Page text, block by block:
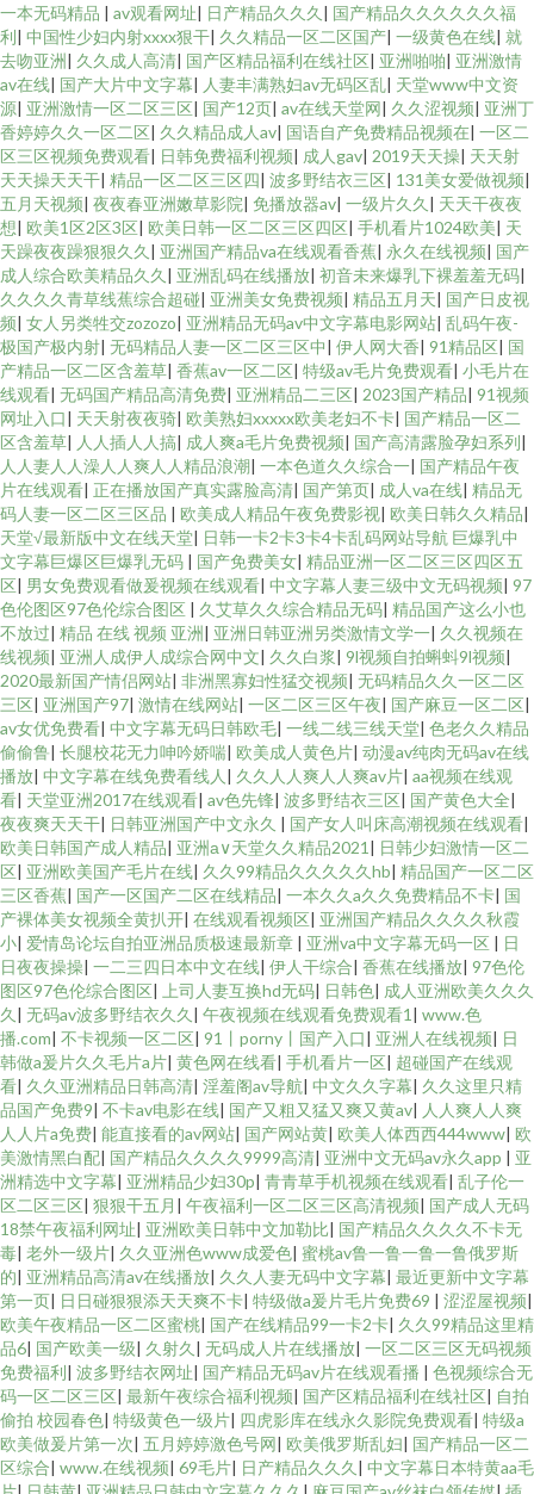
一本无码精品 | av观看网址| 日产精品久久久 | 国产精品久久久久久久福
利| 中国性少妇内射xxxx狠干| 久久精品一区二区国产| 一级黄色在线| 就
去吻亚洲| 久久成人高清| 国产区精品福利在线社区| 亚洲啪啪| 亚洲激情
av在线| 国产大片中文字幕| 人妻丰满熟妇av无码区乱| 天堂www中文资
源| 亚洲激情一区二区三区| 国产12页| av在线天堂网| 久久涩视频| 亚洲丁
香婷婷久久一区二区| 久久精品成人av| 国语自产免费精品视频在| 一区二
区三区视频免费观看| 日韩免费福利视频| 成人gav| 2019天天操| 天天射
天天操天天干| 精品一区二区三区四| 波多野结衣三区| 131美女爱做视频|
五月天视频| 夜夜春亚洲嫩草影院| 免播放器av| 一级片久久 | 天天干夜夜
想| 欧美1区2区3区| 欧美日韩一区二区三区四区| 手机看片1024欧美| 天
天躁夜夜躁狠狠久久 | 亚洲国产精品va在线观看香蕉| 永久在线视频| 国产
成人综合欧美精品久久 | 亚洲乱码在线播放| 初音未来爆乳下裸羞羞无码|
久久久久青草线蕉综合超碰| 亚洲美女免费视频| 精品五月天| 国产日皮视
频| 女人另类牲交zozozo| 亚洲精品无码av中文字幕电影网站| 乱码午夜-
极国产极内射| 无码精品人妻一区二区三区中| 伊人网大香| 91精品区| 国
产精品一区二区含羞草| 香蕉av一区二区| 特级av毛片免费观看| 小毛片在
线观看| 无码国产精品高清免费| 亚洲精品二三区| 2023国产精品| 91视频
网址入口| 天天射夜夜骑| 欧美熟妇xxxxx欧美老妇不卡| 国产精品一区二
区含羞草| 人人插人人搞| 成人爽a毛片免费视频| 国产高清露脸孕妇系列|
人人妻人人澡人人爽人人精品浪潮| 一本色道久久综合一| 国产精品午夜
片在线观看| 正在播放国产真实露脸高清| 国产第页| 成人va在线| 精品无
码人妻一区二区三区品 | 欧美成人精品午夜免费影视| 欧美日韩久久精品|
天堂√最新版中文在线天堂| 日韩一卡2卡3卡4卡乱码网站导航 巨爆乳中
文字幕巨爆区巨爆乳无码 | 国产免费美女| 精品亚洲一区二区三区四区五
区| 男女免费观看做爰视频在线观看| 中文字幕人妻三级中文无码视频| 97
色伦图区97色伦综合图区 | 久艾草久久综合精品无码| 精品国产这么小也
不放过| 精品 在线 视频 亚洲| 亚洲日韩亚洲另类激情文学一| 久久视频在
线视频| 亚洲人成伊人成综合网中文| 久久白浆| 9l视频自拍蝌蚪9l视频|
2020最新国产情侣网站| 非洲黑寡妇性猛交视频| 无码精品久久一区二区
三区| 亚洲国产97| 激情在线网站| 一区二区三区午夜| 国产麻豆一区二区|
av女优免费看| 中文字幕无码日韩欧毛| 一线二线三线天堂| 色老久久精品
偷偷鲁| 长腿校花无力呻吟娇喘| 欧美成人黄色片| 动漫av纯肉无码av在线
播放| 中文字幕在线免费看线人 | 久久人人爽人人爽av片| aa视频在线观
看| 天堂亚洲2017在线观看| av色先锋| 波多野结衣三区| 国产黄色大全|
夜夜爽天天干| 日韩亚洲国产中文永久 | 国产女人叫床高潮视频在线观看|
欧美日韩国产成人精品| 亚洲а∨天堂久久精品2021 | 日韩少妇激情一区二
区| 亚洲欧美国产毛片在线| 久久99精品久久久久久hb| 精品国产一区二区
三区香蕉| 国产一区国产二区在线精品| 一本久久a久久免费精品不卡| 国
产裸体美女视频全黄扒开| 在线观看视频区| 亚洲国产精品久久久久秋霞
小| 爱情岛论坛自拍亚洲品质极速最新章 | 亚洲va中文字幕无码一区 | 日
日夜夜操操| 一二三四日本中文在线| 伊人干综合| 香蕉在线播放| 97色伦
图区97色伦综合图区| 上司人妻互换hd无码| 日韩色| 成人亚洲欧美久久久
久 | 无码av波多野结衣久久 | 午夜视频在线观看免费观看1 | www.色
播.com| 不卡视频一区二区| 91丨porny丨国产入口| 亚洲人在线视频| 日
韩做a爰片久久毛片a片| 黄色网在线看| 手机看片一区| 超碰国产在线观
看| 久久亚洲精品日韩高清| 淫羞阁av导航| 中文久久字幕| 久久这里只精
品国产免费9| 不卡av电影在线| 国产又粗又猛又爽又黄av| 人人爽人人爽
人人片a免费| 能直接看的av网站| 国产网站黄| 欧美人体西西444www| 欧
美激情黑白配| 国产精品久久久久9999高清| 亚洲中文无码av永久app | 亚
洲精选中文字幕| 亚洲精品少妇30p| 青青草手机视频在线观看| 乱子伦一
区二区三区| 狠狠干五月 | 午夜福利一区二区三区高清视频| 国产成人无码
18禁午夜福利网址| 亚洲欧美日韩中文加勒比| 国产精品久久久久不卡无
毒| 老外一级片| 久久亚洲色www成爱色| 蜜桃av鲁一鲁一鲁一鲁俄罗斯
的| 亚洲精品高清av在线播放| 久久人妻无码中文字幕| 最近更新中文字幕
第一页| 日日碰狠狠添天天爽不卡| 特级做a爰片毛片免费69 | 涩涩屋视频|
欧美午夜精品一区二区蜜桃| 国产在线精品99一卡2卡| 久久99精品这里精
品6| 国产欧美一级| 久射久 | 无码成人片在线播放| 一区二区三区无码视频
免费福利| 波多野结衣网址| 国产精品无码av片在线观看播 | 色视频综合无
码一区二区三区| 最新午夜综合福利视频| 国产区精品福利在线社区| 自拍
偷拍 校园春色| 特级黄色一级片| 四虎影库在线永久影院免费观看| 特级a
欧美做爰片第一次| 五月婷婷激色号网| 欧美俄罗斯乱妇| 国产精品一区二
区综合| www.在线视频| 69毛片| 日产精品久久久 | 中文字幕日本特黄aa毛